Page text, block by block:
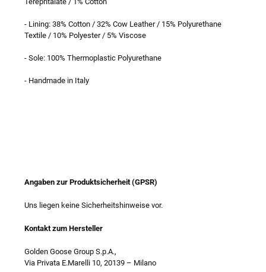
- Lining: 38% Cotton / 32% Cow Leather / 15% Polyurethane
Textile / 10% Polyester / 5% Viscose
- Sole: 100% Thermoplastic Polyurethane
- Handmade in Italy
Angaben zur Produktsicherheit (GPSR)
Uns liegen keine Sicherheitshinweise vor.
Kontakt zum Hersteller
Golden Goose Group S.p.A.,
Via Privata E.Marelli 10, 20139 – Milano